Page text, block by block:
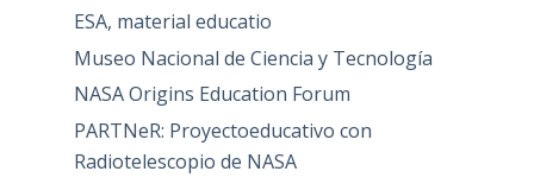
ESA, material educatio
Museo Nacional de Ciencia y Tecnología
NASA Origins Education Forum
PARTNeR: Proyectoeducativo con
Radiotelescopio de NASA